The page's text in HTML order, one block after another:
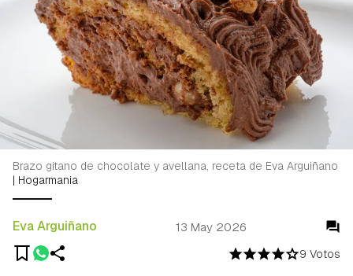
9 Votos
Eva Arguiñano 13 May 2026
Brazo gitano de chocolate y avellana, receta de Eva Arguiñano
| Hogarmania